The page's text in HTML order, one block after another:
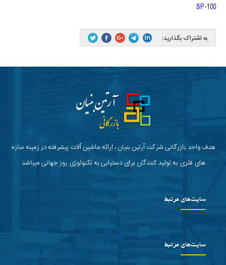
SP-100
به اشتراک بگذارید:
هدف واحد بازرگانی شرکت آرتین بنیان ، ارائه ماشین آلات پیشرفته در زمینه سازه
های فلزی به تولید کنندگان برای دستیابی به تکنولوژی روز جهانی میباشد
سایت‌های مرتبط
سایت‌های مرتبط